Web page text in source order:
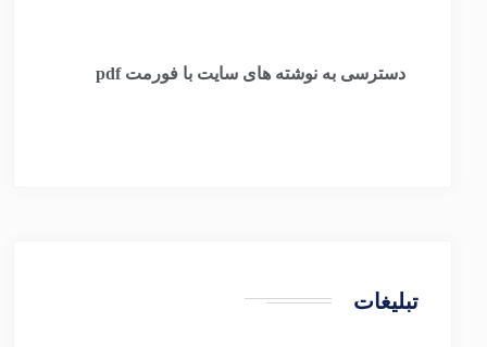
دسترسی به نوشته های سایت با فورمت pdf
تبلیغات